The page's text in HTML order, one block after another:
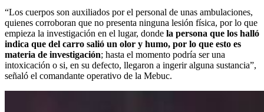
“Los cuerpos son auxiliados por el personal de unas ambulaciones,
quienes corroboran que no presenta ninguna lesión física, por lo que
empieza la investigación en el lugar, donde la persona que los halló
indica que del carro salió un olor y humo, por lo que esto es
materia de investigación; hasta el momento podría ser una
intoxicación o si, en su defecto, llegaron a ingerir alguna sustancia”,
señaló el comandante operativo de la Mebuc.